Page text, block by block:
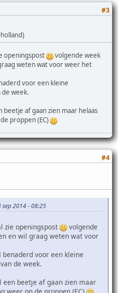
#3
openingspost
volgende week
weten wat voor weer het
voor een kleine
week.
beetje af gaan zien maar helaas
proppen (EC)
#4
2014 - 08:25
zie openingspost
volgende
en wil graag weten wat voor
voor een kleine
de week.
beetje af gaan zien maar